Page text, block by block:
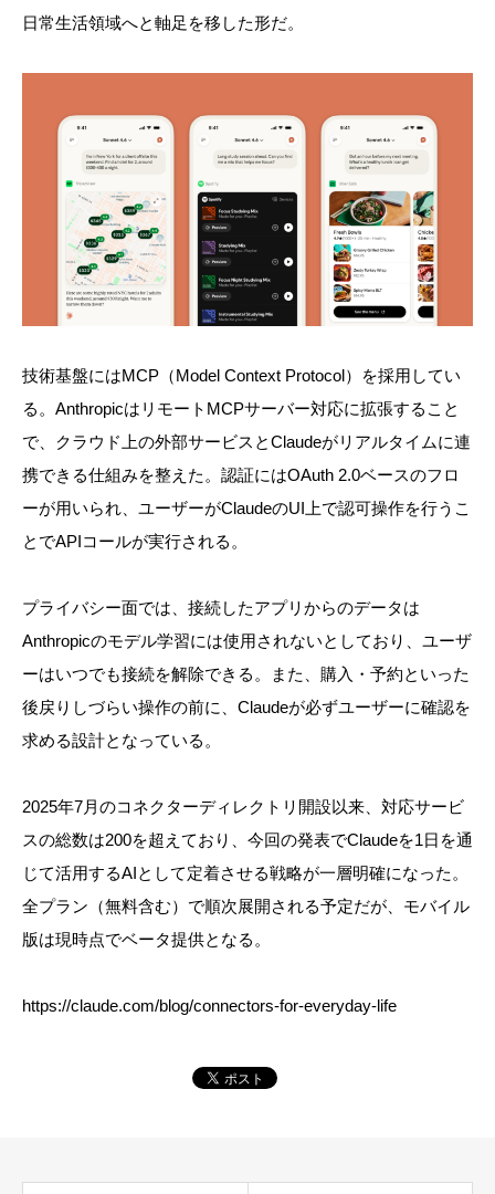
日常生活領域へと軸足を移した形だ。
技術基盤にはMCP（Model Context Protocol）を採用してい
る。AnthropicはリモートMCPサーバー対応に拡張すること
で、クラウド上の外部サービスとClaudeがリアルタイムに連
携できる仕組みを整えた。認証にはOAuth 2.0ベースのフロ
ーが用いられ、ユーザーがClaudeのUI上で認可操作を行うこ
とでAPIコールが実行される。
プライバシー面では、接続したアプリからのデータは
Anthropicのモデル学習には使用されないとしており、ユーザ
ーはいつでも接続を解除できる。また、購入・予約といった
後戻りしづらい操作の前に、Claudeが必ずユーザーに確認を
求める設計となっている。
2025年7月のコネクターディレクトリ開設以来、対応サービ
スの総数は200を超えており、今回の発表でClaudeを1日を通
じて活用するAIとして定着させる戦略が一層明確になった。
全プラン（無料含む）で順次展開される予定だが、モバイル
版は現時点でベータ提供となる。
https://claude.com/blog/connectors-for-everyday-life